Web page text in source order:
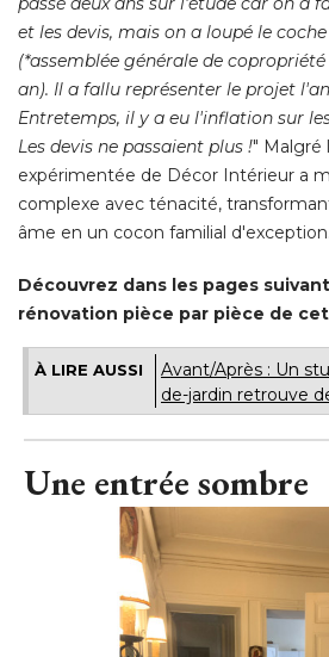
Cette complexité structurelle
ont été nécessaires pour que le
passé deux ans sur l'étude car on a
et les devis, mais on a loupé le coche
(*assemblée générale de
an). Il a fallu représenter le projet
Entretemps, il y a eu l'inflation sur
Les devis ne passaient plus !" Malgré
complexe avec ténacité,
âme en un cocon familial d'exception.
Découvrez dans les pages
rénovation pièce par pièce de
de-jardin retrouve
Une entrée sombre